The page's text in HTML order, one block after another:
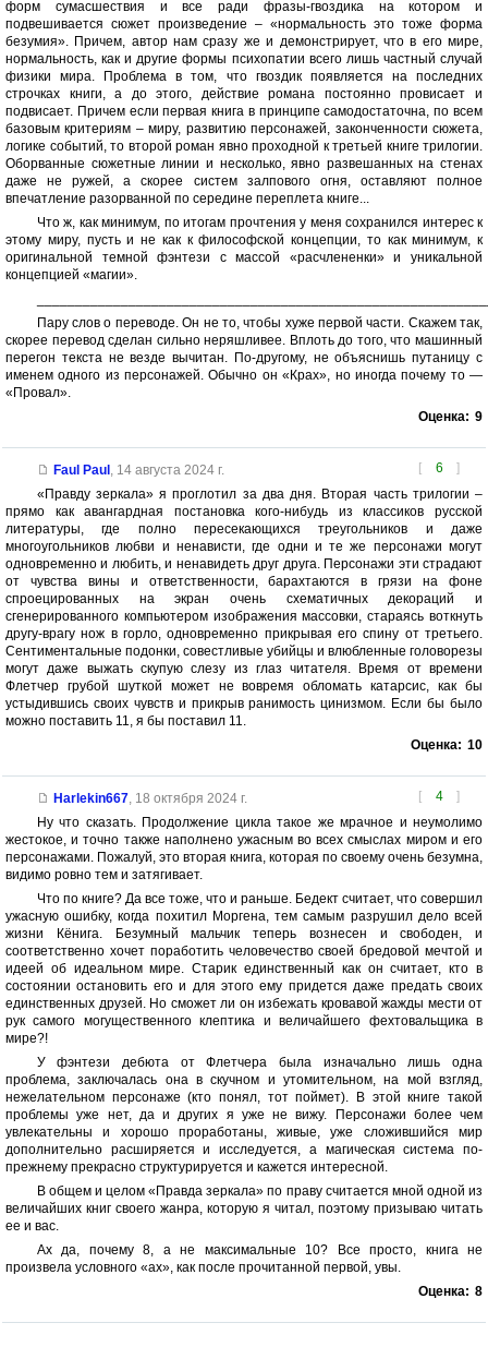
форм сумасшествия и все ради фразы-гвоздика на котором и
подвешивается сюжет произведение – «нормальность это тоже форма
безумия». Причем, автор нам сразу же и демонстрирует, что в его мире,
нормальность, как и другие формы психопатии всего лишь частный случай
физики мира. Проблема в том, что гвоздик появляется на последних
строчках книги, а до этого, действие романа постоянно провисает и
подвисает. Причем если первая книга в принципе самодостаточна, по всем
базовым критериям – миру, развитию персонажей, законченности сюжета,
логике событий, то второй роман явно проходной к третьей книге трилогии.
Оборванные сюжетные линии и несколько, явно развешанных на стенах
даже не ружей, а скорее систем залпового огня, оставляют полное
впечатление разорванной по середине переплета книге...
Что ж, как минимум, по итогам прочтения у меня сохранился интерес к
этому миру, пусть и не как к философской концепции, то как минимум, к
оригинальной темной фэнтези с массой «расчлененки» и уникальной
концепцией «магии».
Пару слов о переводе. Он не то, чтобы хуже первой части. Скажем так,
скорее перевод сделан сильно неряшливее. Вплоть до того, что машинный
перегон текста не везде вычитан. По-другому, не объяснишь путаницу с
именем одного из персонажей. Обычно он «Крах», но иногда почему то —
«Провал».
Оценка: 9
[ 6 ]
Faul Paul, 14 августа 2024 г.
«Правду зеркала» я проглотил за два дня. Вторая часть трилогии –
прямо как авангардная постановка кого-нибудь из классиков русской
литературы, где полно пересекающихся треугольников и даже
многоугольников любви и ненависти, где одни и те же персонажи могут
одновременно и любить, и ненавидеть друг друга. Персонажи эти страдают
от чувства вины и ответственности, барахтаются в грязи на фоне
спроецированных на экран очень схематичных декораций и
сгенерированного компьютером изображения массовки, стараясь воткнуть
другу-врагу нож в горло, одновременно прикрывая его спину от третьего.
Сентиментальные подонки, совестливые убийцы и влюбленные головорезы
могут даже выжать скупую слезу из глаз читателя. Время от времени
Флетчер грубой шуткой может не вовремя обломать катарсис, как бы
устыдившись своих чувств и прикрыв ранимость цинизмом. Если бы было
можно поставить 11, я бы поставил 11.
Оценка: 10
[ 4 ]
Harlekin667, 18 октября 2024 г.
Ну что сказать. Продолжение цикла такое же мрачное и неумолимо
жестокое, и точно также наполнено ужасным во всех смыслах миром и его
персонажами. Пожалуй, это вторая книга, которая по своему очень безумна,
видимо ровно тем и затягивает.
Что по книге? Да все тоже, что и раньше. Бедект считает, что совершил
ужасную ошибку, когда похитил Моргена, тем самым разрушил дело всей
жизни Кёнига. Безумный мальчик теперь вознесен и свободен, и
соответственно хочет поработить человечество своей бредовой мечтой и
идеей об идеальном мире. Старик единственный как он считает, кто в
состоянии остановить его и для этого ему придется даже предать своих
единственных друзей. Но сможет ли он избежать кровавой жажды мести от
рук самого могущественного клептика и величайшего фехтовальщика в
мире?!
У фэнтези дебюта от Флетчера была изначально лишь одна
проблема, заключалась она в скучном и утомительном, на мой взгляд,
нежелательном персонаже (кто понял, тот поймет). В этой книге такой
проблемы уже нет, да и других я уже не вижу. Персонажи более чем
увлекательны и хорошо проработаны, живые, уже сложившийся мир
дополнительно расширяется и исследуется, а магическая система по-
прежнему прекрасно структурируется и кажется интересной.
В общем и целом «Правда зеркала» по праву считается мной одной из
величайших книг своего жанра, которую я читал, поэтому призываю читать
ее и вас.
Ах да, почему 8, а не максимальные 10? Все просто, книга не
произвела условного «ах», как после прочитанной первой, увы.
Оценка: 8